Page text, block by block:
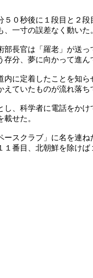
０秒後に１段目と２
一寸の誤差なく動いた
長官は「羅老」が送
分、夢に向かって進ん
に定着したことを知
ていたものが流れ落ち
、科学者に電話をか
せた。
スクラブ」に名を連
番目、北朝鮮を除けば